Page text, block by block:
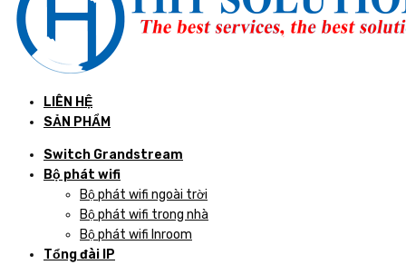
LIÊN HỆ
SẢN PHẨM
Switch Grandstream
Bộ phát wifi
Bộ phát wifi ngoài trời
Bộ phát wifi trong nhà
Bộ phát wifi Inroom
Tổng đài IP